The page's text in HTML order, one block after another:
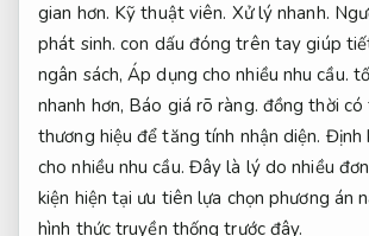
gian hơn. Kỹ thuật viên. Xử lý nhanh.
phát sinh. con dấu đóng trên tay giúp
ngân sách,Áp dụng cho nhiều nhu cầu.
nhanh hơn, Báo giá rõ ràng. đồng thời
thương hiệu để tăng tính nhận diện. Định
cho nhiều nhu cầu. Đây là lý do nhiều
kiện hiện tại ưu tiên lựa chọn phương án
hình thức truyền thống trước đây.